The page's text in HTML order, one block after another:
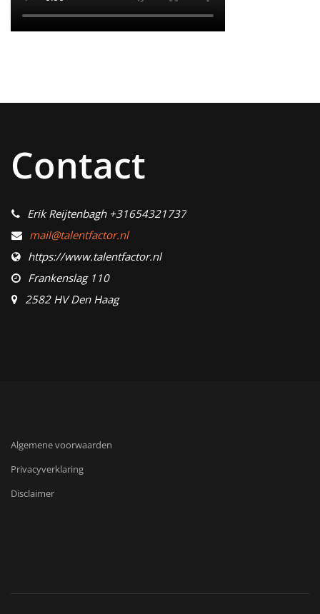
Contact
Erik Reijtenbagh +31654321737
mail@talentfactor.nl
https://www.talentfactor.nl
Frankenslag 110
2582 HV Den Haag
Algemene voorwaarden
Privacyverklaring
Disclaimer